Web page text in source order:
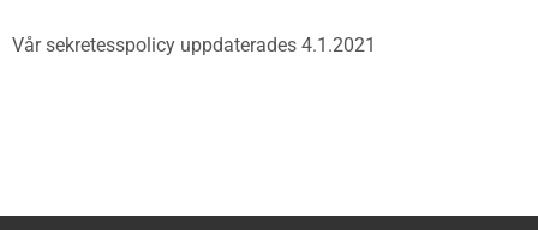
Vår sekretesspolicy uppdaterades 4.1.2021